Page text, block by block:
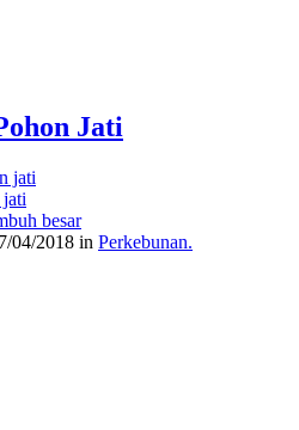
Jati
jati
jati
besar
04/2018 in Perkebunan.